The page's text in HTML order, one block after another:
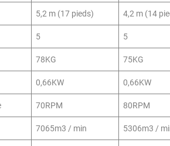
5,2 m (17 pieds) 4,2 m (14
5 5
78KG 75KG
0,66KW 0,66KW
70RPM 80RPM
7065m3 / min 5306m3 /